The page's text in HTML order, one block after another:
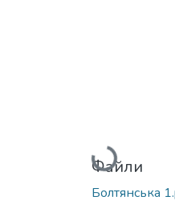
Вантажиться...
Файли
Болтянська